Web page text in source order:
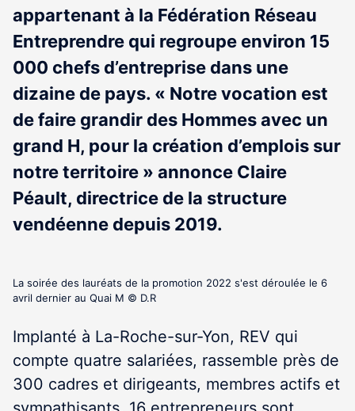
appartenant à la Fédération Réseau
Entreprendre qui regroupe environ 15
000 chefs d’entreprise dans une
dizaine de pays. « Notre vocation est
de faire grandir des Hommes avec un
grand H, pour la création d’emplois sur
notre territoire » annonce Claire
Péault, directrice de la structure
vendéenne depuis 2019.
La soirée des lauréats de la promotion 2022 s'est déroulée le 6
avril dernier au Quai M © D.R
Implanté à La-Roche-sur-Yon, REV qui
compte quatre salariées, rassemble près de
300 cadres et dirigeants, membres actifs et